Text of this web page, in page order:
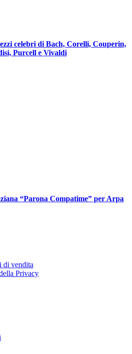
celebri di Bach, Corelli, Couperin,
Purcell e Vivaldi
“Parona Compatime” per Arpa
di vendita
Privacy